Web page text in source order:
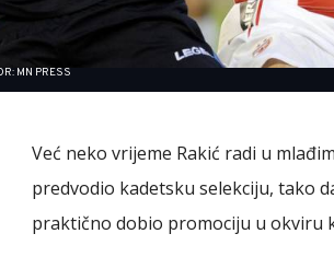
MN PRESS
Već neko vrijeme Rakić radi u
predvodio kadetsku selekciju, tako
praktično dobio promociju u okviru